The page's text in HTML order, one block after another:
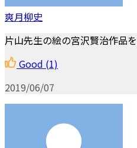
爽月柳史
片山先生の絵の宮沢賢治作品
Good (1)
2019/06/07